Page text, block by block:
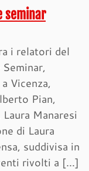
seminar
i relatori del
Vicenza,
Pian,
Manaresi
di Laura
suddivisa in
rivolti a […]